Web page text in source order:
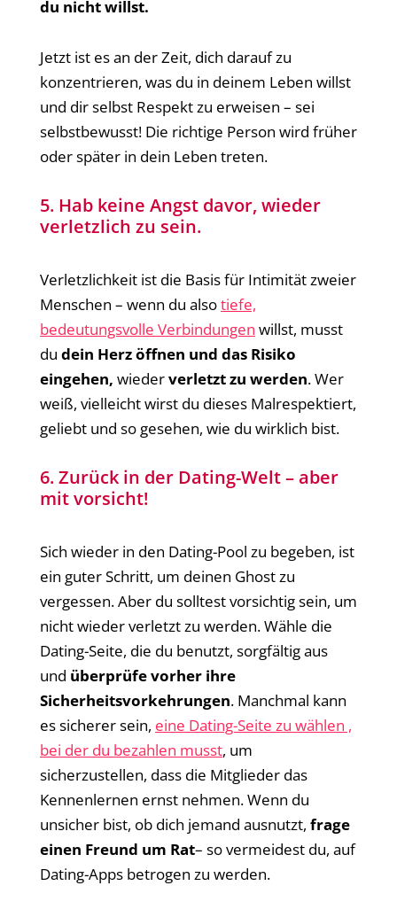
du nicht willst.
Jetzt ist es an der Zeit, dich darauf zu
konzentrieren, was du in deinem Leben willst
und dir selbst Respekt zu erweisen – sei
selbstbewusst! Die richtige Person wird früher
oder später in dein Leben treten.
5. Hab keine Angst davor, wieder
verletzlich zu sein.
Verletzlichkeit ist die Basis für Intimität zweier
Menschen – wenn du alsotiefe,
bedeutungsvolle Verbindungen willst, musst
du dein Herz öffnen und das Risiko
eingehen, wiederverletzt zu werden. Wer
weiß, vielleicht wirst du dieses Malrespektiert,
geliebt und so gesehen, wie du wirklich bist.
6. Zurück in der Dating-Welt – aber
mit vorsicht!
Sich wieder in den Dating-Pool zu begeben, ist
ein guter Schritt, um deinen Ghost zu
vergessen. Aber du solltest vorsichtig sein, um
nicht wieder verletzt zu werden. Wähle die
Dating-Seite, die du benutzt, sorgfältig aus
und überprüfe vorher ihre
Sicherheitsvorkehrungen. Manchmal kann
es sicherer sein, eine Dating-Seite zu wählen ,
bei der du bezahlen musst, um
sicherzustellen, dass die Mitglieder das
Kennenlernen ernst nehmen. Wenn du
unsicher bist, ob dich jemand ausnutzt, frage
einen Freund um Rat– so vermeidest du, auf
Dating-Apps betrogen zu werden.